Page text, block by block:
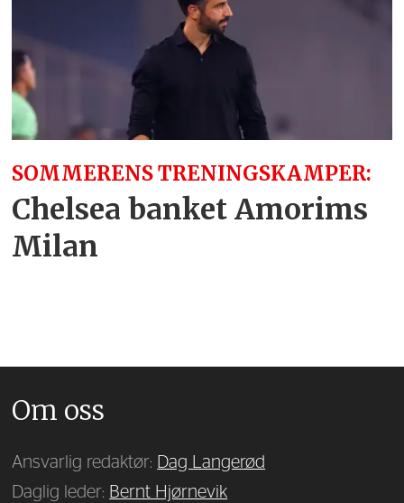
SOMMERENS TRENINGSKAMPER:
Chelsea banket Amorims
Milan
Om oss
Ansvarlig redaktør: Dag Langerød
Daglig leder: Bernt Hjørnevik